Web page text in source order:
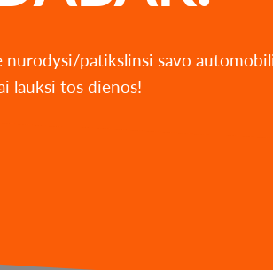
patikslinsi savo
lauksi tos dienos!